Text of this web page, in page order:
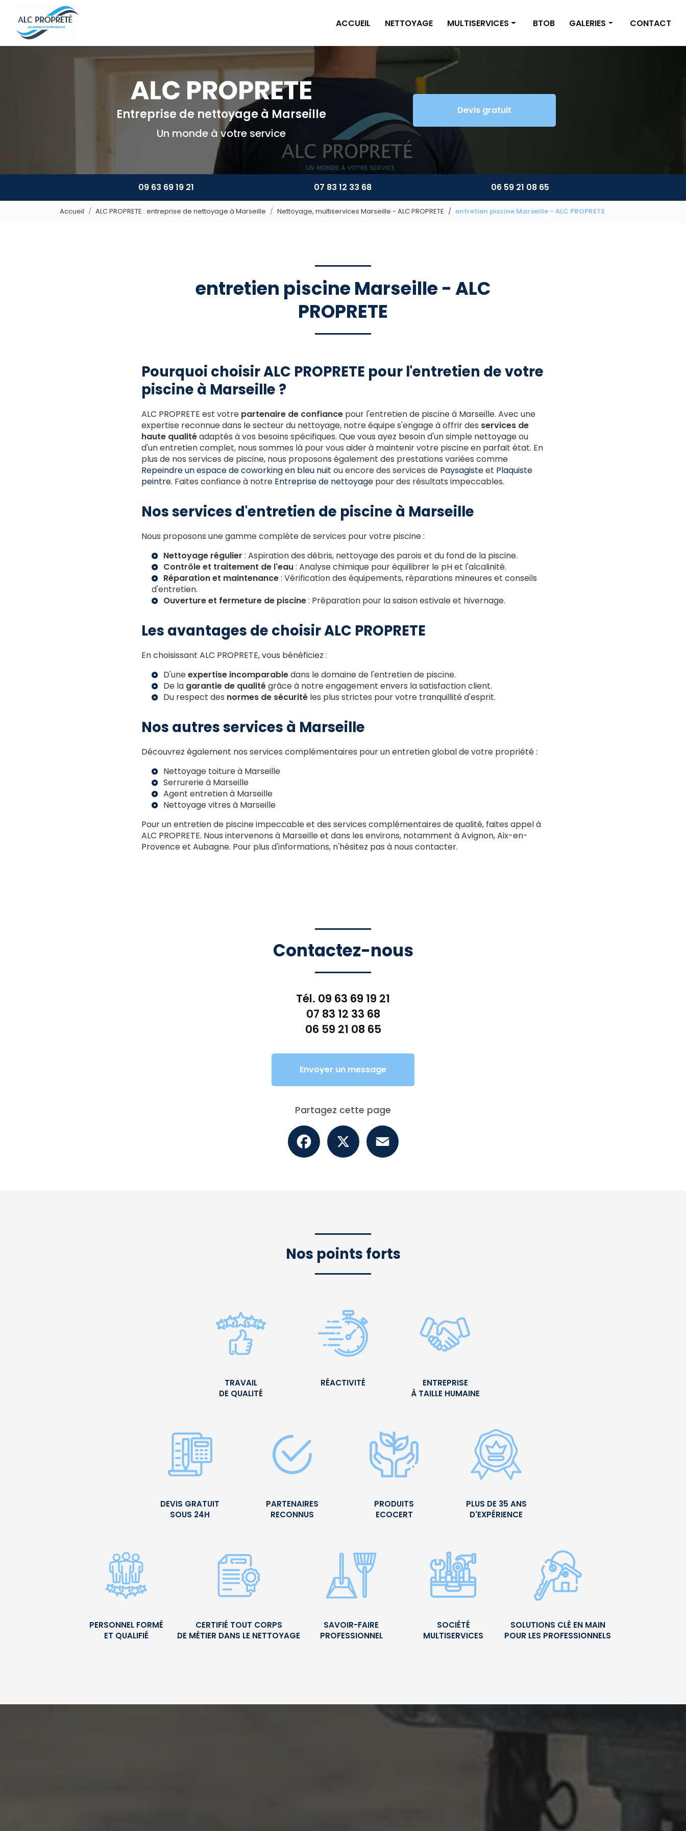
contenu
principal
ACCUEIL
NETTOYAGE MULTISERVICES
Petite maçonnerie
Aménagement extérieur
Multiservices
BTOB GALERIES CONTACT
Entreprise de nettoyageà Marseille
Un monde à votre service
Devis gratuit
09 63 69 19 21 07 83 12 33 68 06 59 21 08 65
Accueil ALC PROPRETE : entreprise de nettoyage à Marseille Nettoyage, multiservices Marseille - ALC PROPRETE entretien piscine Marseille - ALC PROPRETE
entretien piscine Marseille - ALC
PROPRETE
Pourquoi choisir ALC PROPRETE pour l'entretien de votre
piscine à Marseille ?
ALC PROPRETE est votre partenaire de confiance pour l'entretien de piscine à Marseille. Avec une
expertise reconnue dans le secteur du nettoyage, notre équipe s'engage à offrir des services de
haute qualitéadaptés à vos besoins spécifiques. Que vous ayez besoin d'un simple nettoyage ou
d'un entretien complet, nous sommes là pour vous aider à maintenir votre piscine en parfait état. En
plus de nos services de piscine, nous proposons également des prestations variées comme
Repeindre un espace de coworking en bleu nuit ou encore des services de Paysagisteet Plaquiste
peintre. Faites confiance à notre Entreprise de nettoyage pour des résultats impeccables.
Nos services d'entretien de piscine à Marseille
Nous proposons une gamme complète de services pour votre piscine :
Nettoyage régulier : Aspiration des débris, nettoyage des parois et du fond de la piscine.
Contrôle et traitement de l'eau: Analyse chimique pour équilibrer le pH et l'alcalinité.
Réparation et maintenance: Vérification des équipements, réparations mineures et conseils
d'entretien.
Ouverture et fermeture de piscine: Préparation pour la saison estivale et hivernage.
Les avantages de choisir ALC PROPRETE
En choisissant ALC PROPRETE, vous bénéficiez :
D'uneexpertise incomparabledans le domaine de l'entretien de piscine.
De la garantie de qualitégrâce à notre engagement envers la satisfaction client.
Du respect des normes de sécurité les plus strictes pour votre tranquillité d'esprit.
Nos autres services à Marseille
Découvrez également nos services complémentaires pour un entretien global de votre propriété :
Nettoyage toiture à Marseille
Serrurerie à Marseille
Agent entretien à Marseille
Nettoyage vitres à Marseille
Pour un entretien de piscine impeccable et des services complémentaires de qualité, faites appel à
ALC PROPRETE. Nous intervenons à Marseille et dans les environs, notamment à Avignon, Aix-en-
Provence et Aubagne. Pour plus d'informations, n'hésitez pas à nous contacter.
Contactez-nous
Tél. 09 63 69 19 21
07 83 12 33 68
06 59 21 08 65
Envoyer un message
Partagez cette page
Facebook
Nos points forts
TRAVAIL
DE QUALITÉ
RÉACTIVITÉ
ENTREPRISE
À TAILLE HUMAINE
DEVIS GRATUIT
SOUS 24H
PARTENAIRES
RECONNUS
PRODUITS
ECOCERT
PLUS DE 35 ANS
D'EXPÉRIENCE
PERSONNEL FORMÉ
ET QUALIFIÉ
CERTIFIÉ TOUT CORPS
DE MÉTIER DANS LE NETTOYAGE
SAVOIR-FAIRE
PROFESSIONNEL
SOCIÉTÉ
MULTISERVICES
SOLUTIONS CLÉ EN MAIN
POUR LES PROFESSIONNELS